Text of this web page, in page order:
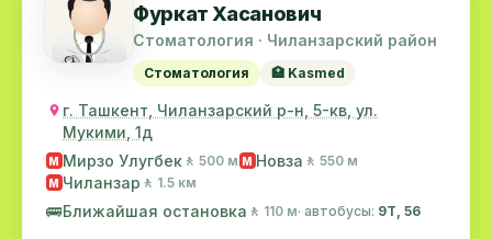
Фуркат Хасанович
Стоматология · Чиланзарский район
Стоматология 🏥 Kasmed
г. Ташкент, Чиланзарский р-н, 5-кв, ул.
Мукими, 1д
M Мирзо Улугбек 🚶 500 м M Новза 🚶 550 м
M Чиланзар 🚶 1.5 км
🚌Ближайшая остановка 🚶 110 м· автобусы: 9Т, 56